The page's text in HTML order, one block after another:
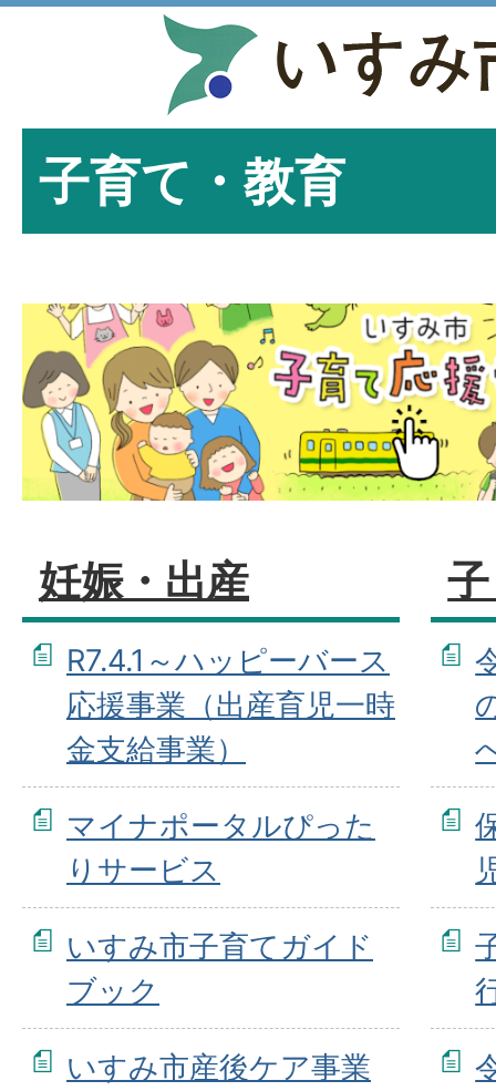
子育て・教育
妊娠・出産
R7.4.1～ハッピーバース
応援事業（出産育児一時
金支給事業）
マイナポータルぴった
りサービス
いすみ市子育てガイド
ブック
いすみ市産後ケア事業